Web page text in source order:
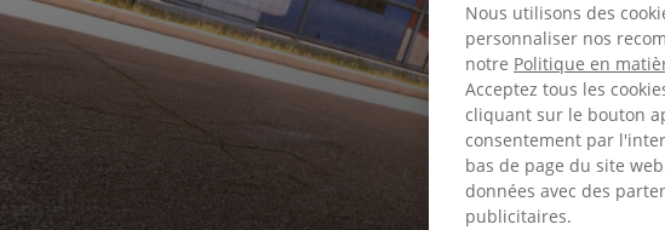
Nous utilisons des
personnaliser nos
notre Politique en
Acceptez tous les
cliquant sur le bouton
consentement par
bas de page du site
données avec des
publicitaires.